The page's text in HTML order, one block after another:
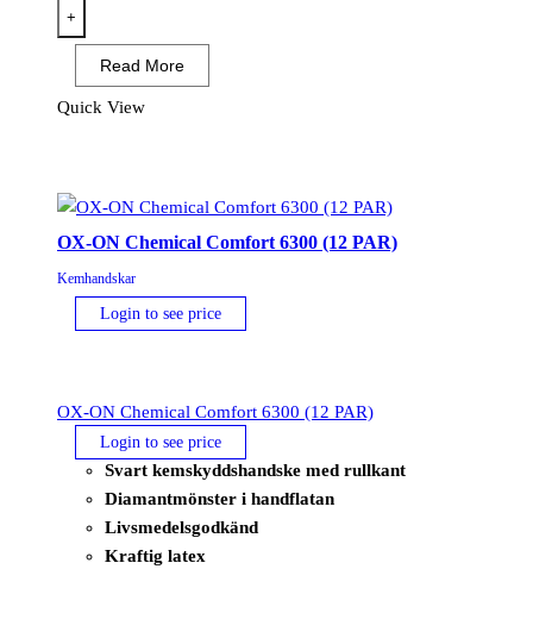
Heavyweight
Latex
Rubber
Gauntlet
+
Read More
Quick View
OX-ON Chemical Comfort 6300 (12 PAR)
Kemhandskar
Login to see price
OX-ON Chemical Comfort 6300 (12 PAR)
Login to see price
Svart kemskyddshandske med rullkant
Diamantmönster i handflatan
Livsmedelsgodkänd
Kraftig latex